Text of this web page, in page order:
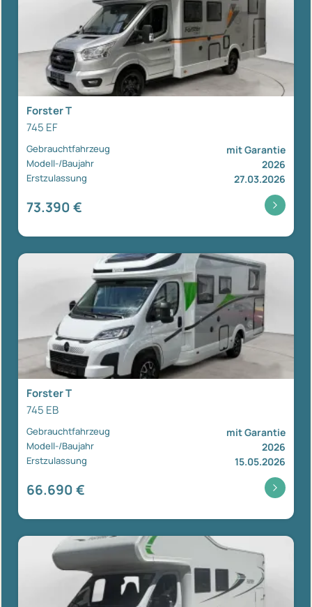
Forster T
745 EF
Gebrauchtfahrzeug mit Garantie
Modell-/Baujahr 2026
Erstzulassung 27.03.2026
73.390 €
Forster T
745 EB
Gebrauchtfahrzeug mit Garantie
Modell-/Baujahr 2026
Erstzulassung 15.05.2026
66.690 €